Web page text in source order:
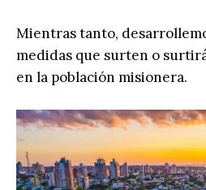
Mientras tanto,
medidas que surten o
en la población misionera.